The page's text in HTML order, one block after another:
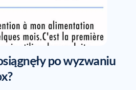
po wyzwaniu